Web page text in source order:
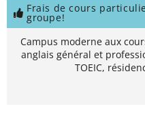
Frais de cours
groupe!
Campus moderne aux
anglais général et
TOEIC,